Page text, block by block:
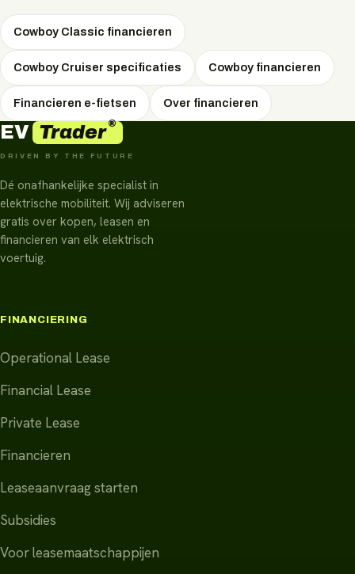
Vraag vrijblijvend uw persoonlijke voorstel aan via
WhatsApp.
Cowboy Classic financieren
Cowboy Cruiser specificaties Cowboy financieren
Financieren e-fietsen Over financieren
EV Trader®
DRIVEN BY THE FUTURE
Dé onafhankelijke specialist in
elektrische mobiliteit. Wij adviseren
gratis over kopen, leasen en
financieren van elk elektrisch
voertuig.
FINANCIERING
Operational Lease
Financial Lease
Private Lease
Financieren
Leaseaanvraag starten
Subsidies
Voor leasemaatschappijen